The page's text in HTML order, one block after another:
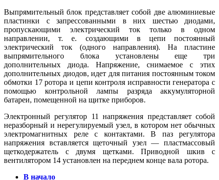
Выпрямительный блок представляет собой две алюминиевые
пластинки с запрессованными в них шестью диодами,
пропускающими электрический ток только в одном
направлении, т. е. создающими в цепи постоянный
электрический ток (одного направления). На пластине
выпрямительного блока установлены еще три
дополнительных диода. Напряжение, снимаемое с этих
дополнительных диодов, идет для питания постоянным током
обмотки 17 ротора и цепи контроля исправности генератора с
помощью контрольной лампы разряда аккумуляторной
батареи, помещенной на щитке приборов.
Электронный регулятор 11 напряжения представляет собой
неразборный и нерегулируемый узел, в котором нет обычных
электромагнитных реле с контактами. В паз регулятора
напряжения вставляется щеточный узел — пластмассовый
щеткодержатель с двумя щетками. Приводной шкив с
вентилятором 14 установлен на переднем конце вала ротора.
В начало